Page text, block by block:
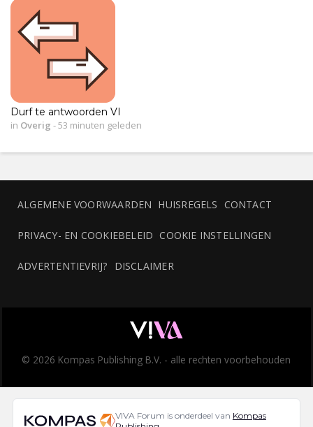
Durf te antwoorden VI
in Overig -53 minuten geleden
ALGEMENE VOORWAARDEN HUISREGELS CONTACT
PRIVACY- EN COOKIEBELEID COOKIE INSTELLINGEN
ADVERTENTIEVRIJ? DISCLAIMER
© 2026 Kompas Publishing B.V. - alle rechten voorbehouden
VIVA Forum is onderdeel van Kompas